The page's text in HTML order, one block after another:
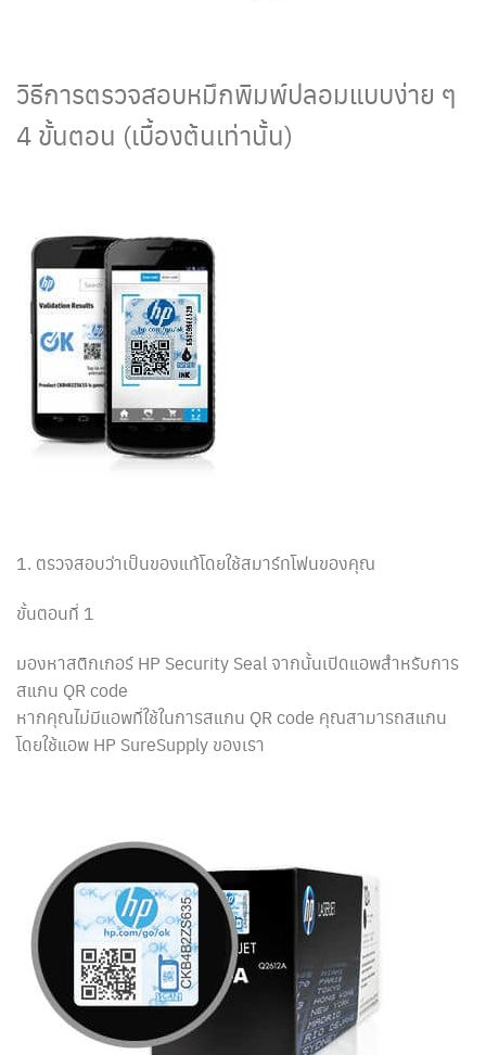
วิธีการตรวจสอบหมึกพิมพ์ปลอมแบบง่าย ๆ
4 ขั้นตอน (เบื้องต้นเท่านั้น)
1. ตรวจสอบว่าเป็นของแท้โดยใช้สมาร์ทโฟนของคุณ
ขั้นตอนที่ 1
มองหาสติกเกอร์ HP Security Seal จากนั้นเปิดแอพสำหรับการ
สแกน QR code
หากคุณไม่มีแอพที่ใช้ในการสแกน QR code คุณสามารถสแกน
โดยใช้แอพ HP SureSupply ของเรา